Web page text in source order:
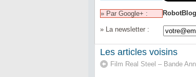
» Par Google+ : RobotBlog
» La newsletter :
Les articles voisins
Film Real Steel – Bande